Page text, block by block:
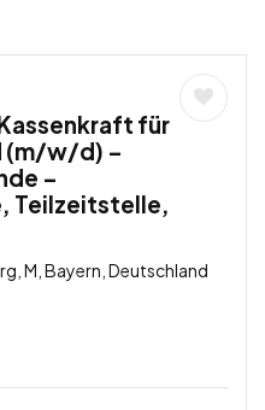
für
(m/w/d) –
–
Teilzeitstelle,
M, Bayern, Deutschland